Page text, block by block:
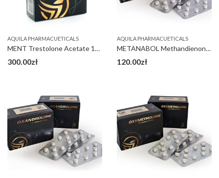
AQUILA PHARMACUETICALS
MENT Trestolone Acetate 100 mg
300.00zł
AQUILA PHARMACUETICALS
METANABOL Methandienone 10 mg Aquila
120.00zł